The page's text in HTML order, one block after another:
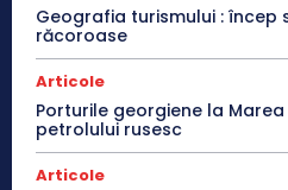
Geografia turismului : încep
răcoroase
Articole
Porturile georgiene la
petrolului rusesc
Articole